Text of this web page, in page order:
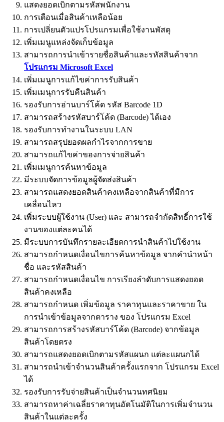
แสดงยอดเบิกตามรหัสพนักงาน
การเตือนเมื่อสินค้าเหลือน้อย
การเปลิ่ยนตัวแปรโปรแกรมเพื่อใช้งานพัสดุ
เพิ่มเมนูแหล่งจัดเก็บข้อมูล
สามารถการนำเข้ารายชื่อสินค้าและรหัสสินค้าจาก
โปรแกรม Microsoft Excel
เพิ่มเมนูการแก้ไขค่าการรับสินค้า
เพิ่มเมนุการรับคืนสินค้า
รองรับการอ่านบาร์โค้ด รหัส Barcode 1D
สามารถสร้างรหัสบาร์โค้ด (Barcode) ได้เอง
รองรับการทำงานในระบบ LAN
สามารถสรุปยอดผลกำไรจากการขาย
สามารถแก้ไขค่าของการจ่ายสินค้า
เพิ่มเมนูการค้นหาข้อมูล
มีระบบจัดการข้อมูลผู้จัดส่งสินค้า
สามารถแสดงยอดสินค้าคงเหลือจากสินค้าที่มีการ
เคลื่อนไหว
เพิ่มระบบผู้ใช้งาน (User) และ สามารถจำกัดสิทธิ์การใช้
งานของแต่ละคนได้
มีระบบการบันทึกรายละเอียดการนำสินค้าไปใช้งาน
สามารถกำหนดเงื่อนไขการค้นหาข้อมูล จากคำนำหน้า
ชื่อ และรหัสสินค้า
สามารถกำหนดเงื่อนไข การเรียงลำดับการแสดงยอด
สินค้าคงเหลือ
สามารถกำหนด เพิ่มข้อมูล ราคาทุนและราคาขาย ใน
การนำเข้าข้อมูลจากตาราง ของ โปรแกรม Excel
สามารถการสร้างรหัสบาร์โค้ด (Barcode) จากข้อมูล
สินค้าโดยตรง
สามารถแสดงยอดเบิกตามรหัสแผนก แต่ละแผนกได้
สามารถนำเข้าจำนวนสินค้าครั้งแรกจาก โปรแกรม Excel
ได้
รองรับการรับจ่ายสินค้าเป็นจำนวนทศนิยม
สามารถหาค่าเฉลี่ยราคาทุนอัตโนมัติในการเพิ่มจำนวน
สินค้าในแต่ละครั้ง